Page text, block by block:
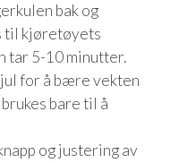
bak og
til kjøretøyets
tar 5-10 minutter.
for å bære vekten
bare til å
og justering av